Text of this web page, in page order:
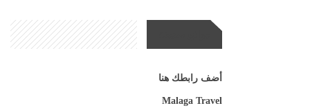
أضف رابطك هنا
Malaga Travel